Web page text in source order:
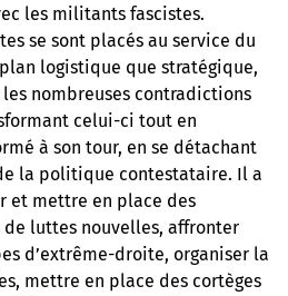
les militants fascistes.
se sont placés au service du
logistique que stratégique,
nombreuses contradictions
celui-ci tout en
à son tour, en se détachant
la politique contestataire. Il a
et mettre en place des
luttes nouvelles, affronter
d’extrême-droite, organiser la
mettre en place des cortèges